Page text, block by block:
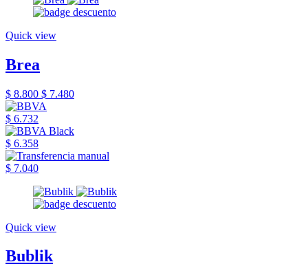
Quick view
Brea
$ 8.800 $ 7.480
$ 6.732
$ 6.358
$ 7.040
Quick view
Bublik